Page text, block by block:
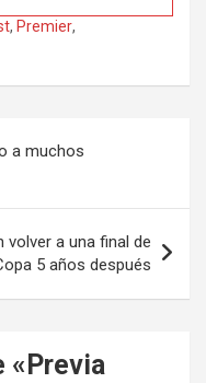
, Premier,
a muchos
volver a una final de
5 años después
« Previa